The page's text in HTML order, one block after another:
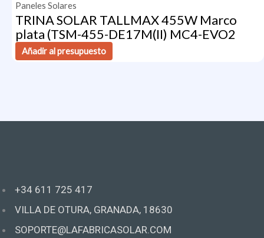
Paneles Solares
TRINA SOLAR TALLMAX 455W Marco
plata (TSM-455-DE17M(II) MC4-EVO2
Añadir al presupuesto
+34 611 725 417
VILLA DE OTURA, GRANADA, 18630
SOPORTE@LAFABRICASOLAR.COM